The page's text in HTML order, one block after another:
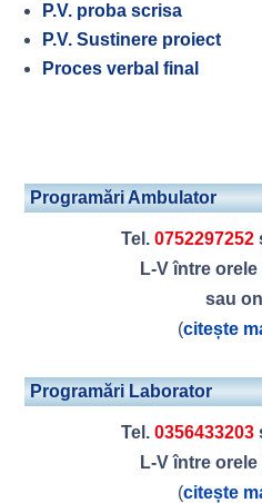
P.V. proba scrisa
P.V. Sustinere proiect
Proces verbal final
Programări Ambulator
Tel. 0752297252
L-V între orele
sau
(citește
Programări Laborator
Tel. 0356433203
L-V între orele
(citește